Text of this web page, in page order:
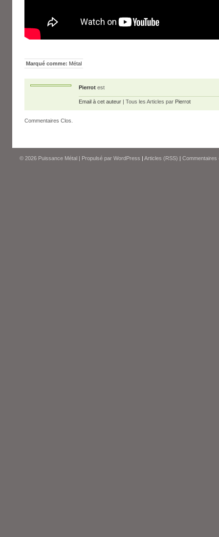
Marqué comme: Métal
Pierrot est
Email à cet auteur | Tous les Articles par Pierrot
Commentaires Clos.
© 2026 Puissance Métal | Propulsé par WordPress | Articles (RSS) | Commentaires